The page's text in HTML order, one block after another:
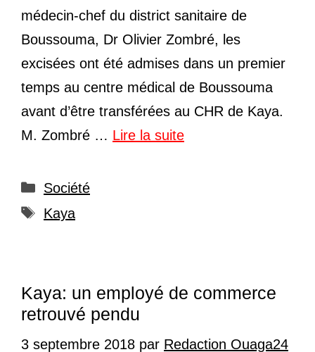
médecin-chef du district sanitaire de
Boussouma, Dr Olivier Zombré, les
excisées ont été admises dans un premier
temps au centre médical de Boussouma
avant d’être transférées au CHR de Kaya.
M. Zombré … Lire la suite
Catégories
Société
Étiquettes
Kaya
Kaya: un employé de commerce
retrouvé pendu
3 septembre 2018 par Redaction Ouaga24